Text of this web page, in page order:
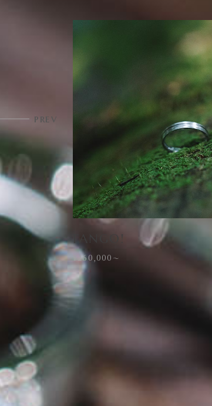
FANGO!
¥260,000 〜